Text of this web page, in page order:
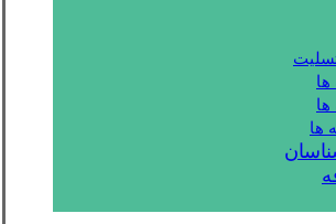
ها
ها
ها